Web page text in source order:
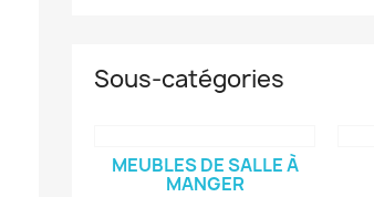
Sous-catégories
MEUBLES DE SALLE À
MANGER